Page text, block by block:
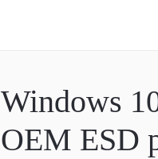
Windows
OEM ESD